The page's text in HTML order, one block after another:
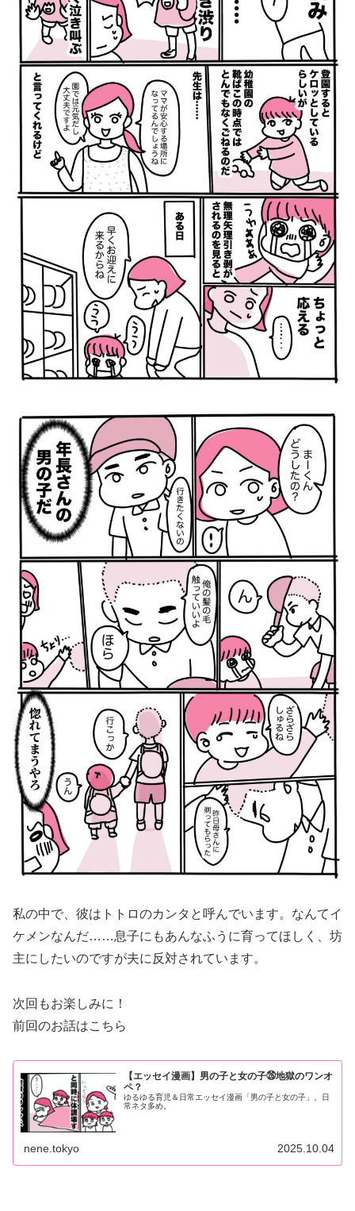
私の中で、彼はトトロのカンタと呼んでいます。なんてイ
ケメンなんだ……息子にもあんなふうに育ってほしく、坊
主にしたいのですが夫に反対されています。
次回もお楽しみに！
前回のお話はこちら
【エッセイ漫画】男の子と女の子㉖地獄のワンオ
ペ？
ゆるゆる育児＆日常エッセイ漫画「男の子と女の子」。日
常ネタ多め。
nene.tokyo 2025.10.04